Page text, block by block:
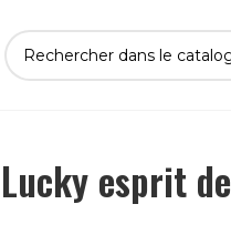
esprit de